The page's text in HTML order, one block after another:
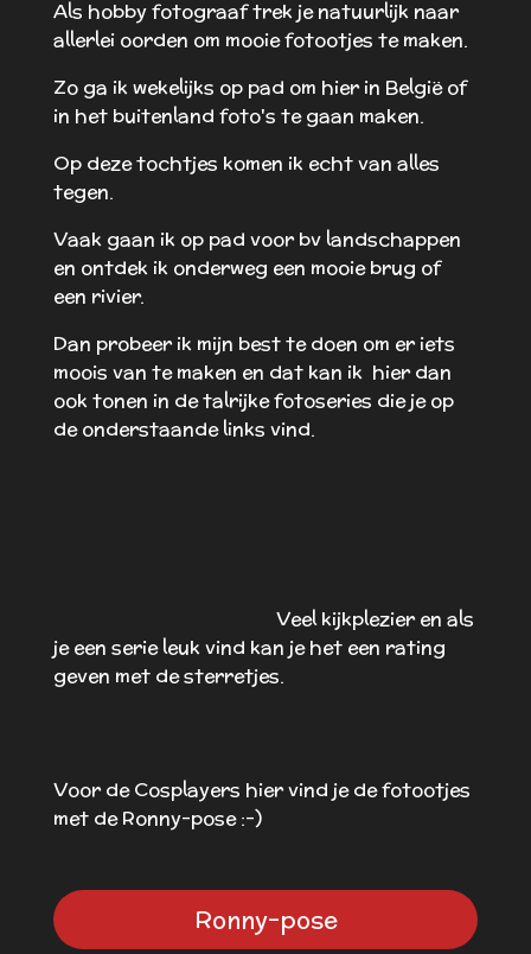
Als hobby fotograaf trek je natuurlijk naar
allerlei oorden om mooie fotootjes te maken.
Zo ga ik wekelijks op pad om hier in België of
in het buitenland foto's te gaan maken.
Op deze tochtjes komen ik echt van alles
tegen.
Vaak gaan ik op pad voor bv landschappen
en ontdek ik onderweg een mooie brug of
een rivier.
Dan probeer ik mijn best te doen om er iets
moois van te maken en dat kan ik hier dan
ook tonen in de talrijke fotoseries die je op
de onderstaande links vind.
Veel kijkplezier en als
je een serie leuk vind kan je het een rating
geven met de sterretjes.
Voor de Cosplayers hier vind je de fotootjes
met de Ronny-pose :-)
Ronny-pose